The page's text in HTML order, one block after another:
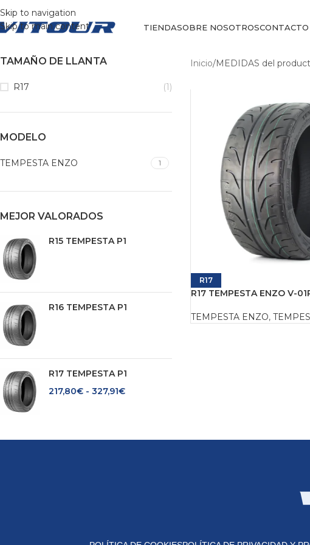
Skip to navigation
Skip to main content
TIENDASOBRE NOSOTROSCONTACTO
TAMAÑO DE LLANTA
R17 (1)
MODELO
TEMPESTA ENZO 1
MEJOR VALORADOS
R15 TEMPESTA P1
R16 TEMPESTA P1
R17 TEMPESTA P1
217,80€ - 327,91€
Inicio/MEDIDAS del
R17
R17 TEMPESTA ENZO V-
TEMPESTA ENZO,